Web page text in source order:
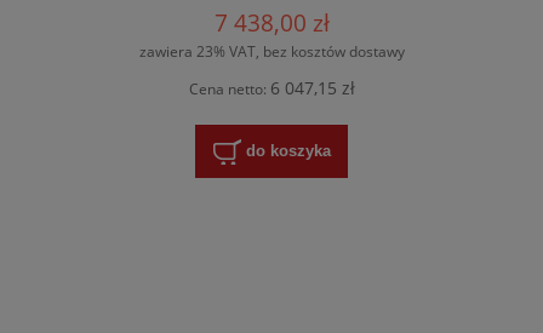
7 438,00 zł
zawiera 23% VAT, bez kosztów dostawy
Cena netto: 6 047,15 zł
do koszyka